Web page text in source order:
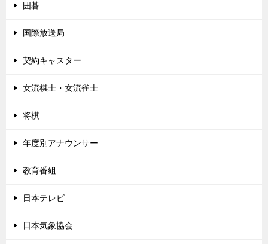
囲碁
国際放送局
契約キャスター
女流棋士・女流雀士
将棋
年度別アナウンサー
教育番組
日本テレビ
日本気象協会